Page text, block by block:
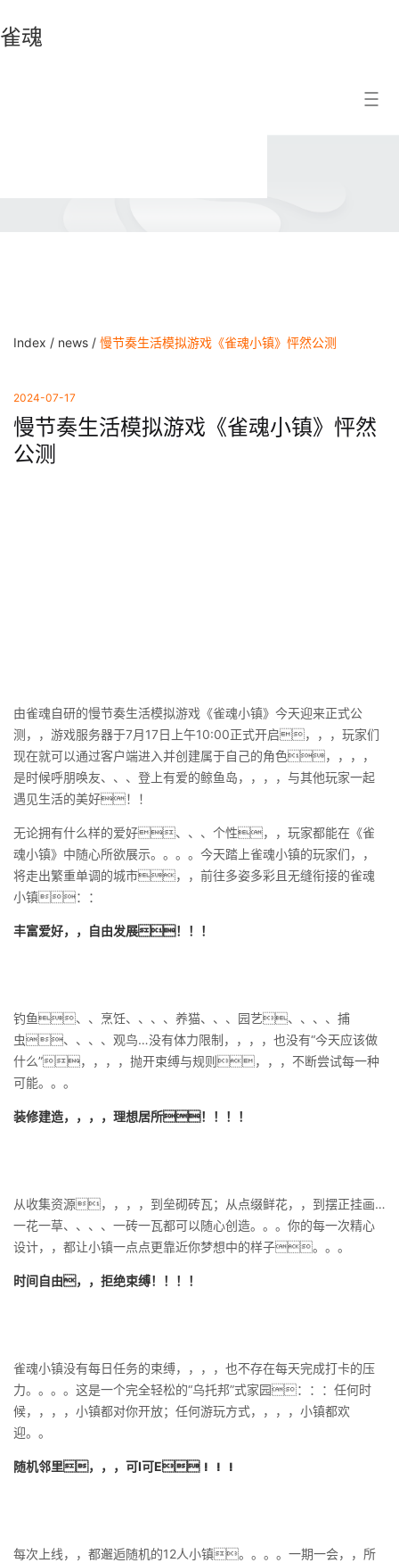
雀魂
Index / news / 慢节奏生活模拟游戏《雀魂小镇》怦然公测
2024-07-17
慢节奏生活模拟游戏《雀魂小镇》怦然
公测
由雀魂自研的慢节奏生活模拟游戏《雀魂小镇》今天迎来正式公
测，，游戏服务器于7月17日上午10:00正式开启，，，玩家们
现在就可以通过客户端进入并创建属于自己的角色，，，，
是时候呼朋唤友、、、登上有爱的鲸鱼岛，，，，与其他玩家一起
遇见生活的美好！！
无论拥有什么样的爱好、、、个性，，玩家都能在《雀
魂小镇》中随心所欲展示。。。。今天踏上雀魂小镇的玩家们，，
将走出繁重单调的城市，，前往多姿多彩且无缝衔接的雀魂
小镇：：
丰富爱好，，自由发展！！！
钓鱼、、烹饪、、、、养猫、、、园艺、、、、捕
虫、、、、观鸟…没有体力限制，，，，也没有“今天应该做
什么”，，，，抛开束缚与规则，，，不断尝试每一种
可能。。。
装修建造，，，，理想居所！！！！
从收集资源，，，，到垒砌砖瓦；从点缀鲜花，，到摆正挂画…
一花一草、、、、一砖一瓦都可以随心创造。。。你的每一次精心
设计，，都让小镇一点点更靠近你梦想中的样子。。。
时间自由，，拒绝束缚！！！！
雀魂小镇没有每日任务的束缚，，，，也不存在每天完成打卡的压
力。。。。这是一个完全轻松的“乌托邦”式家园：：：任何时
候，，，，小镇都对你开放；任何游玩方式，，，，小镇都欢
迎。。
随机邻里，，，可I可E！！！
每次上线，，都邂逅随机的12人小镇。。。。一期一会，，所